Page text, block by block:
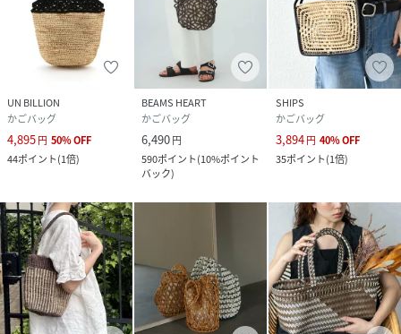
UN BILLION
かごバッグ
4,895円 50%OFF
44ポイント(1倍)
BEAMS HEART
かごバッグ
6,490円
590ポイント(10%ポイント
バック)
SHIPS
かごバッグ
3,894円 40%OFF
35ポイント(1倍)